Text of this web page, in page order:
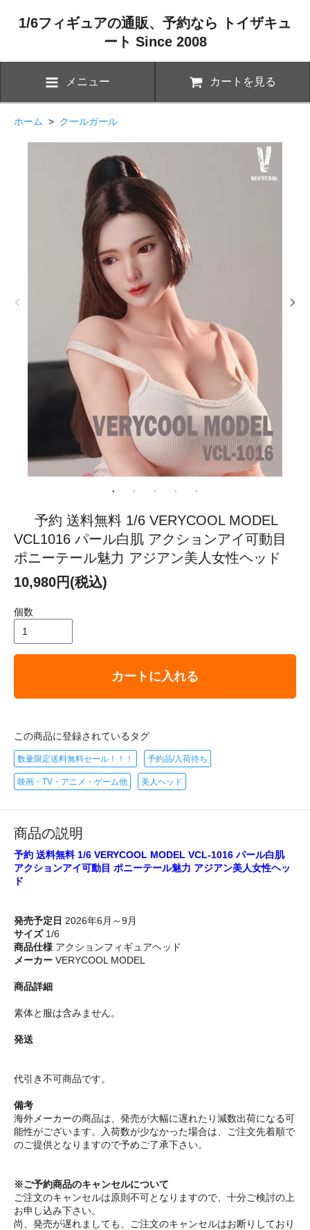
1/6フィギュアの通販、予約なら トイザキュ
ート Since 2008
メニュー カートを見る
ホーム > クールガール
予約 送料無料 1/6 VERYCOOL MODEL
VCL1016 パール白肌 アクションアイ可動目
ポニーテール魅力 アジアン美人女性ヘッド
10,980円(税込)
個数
カートに入れる
この商品に登録されているタグ
数量限定送料無料セール！！！ 予約品/入荷待ち
映画・TV・アニメ・ゲーム他 美人ヘッド
商品の説明
予約 送料無料 1/6 VERYCOOL MODEL VCL-1016 パール白肌
アクションアイ可動目 ポニーテール魅力 アジアン美人女性ヘッ
ド
発売予定日 2026年6月～9月
サイズ1/6
商品仕様 アクションフィギュアヘッド
メーカー VERYCOOL MODEL
商品詳細
素体と服は含みません。
発送
代引き不可商品です。
備考
海外メーカーの商品は、発売が大幅に遅れたり減数出荷になる可
能性がございます。入荷数が少なかった場合は、ご注文先着順で
のご提供となりますので予めご了承下さい。
※ご予約商品のキャンセルについて
ご注文のキャンセルは原則不可となりますので、十分ご検討の上
お申し込み下さい。
尚、発売が遅れましても、ご注文のキャンセルはお断りしており